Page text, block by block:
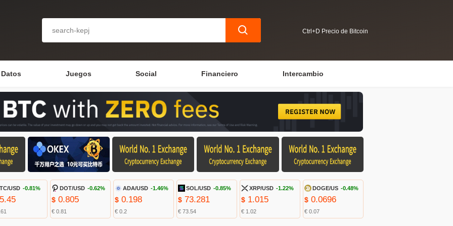
Ctrl+D Precio de Bitcoin
Datos Juegos Social Financiero Intercambio
USD -0.81% DOT/USD -0.62%
$0.805
€ 0.81
ADA/USD -1.46%
$0.198
€ 0.2
SOL/USD -0.85%
$ 73.281
€ 73.54
XRP/USD -1.22%
$ 1.015
€ 1.02
DOGE/US -0.48%
$ 0.0696
€ 0.07